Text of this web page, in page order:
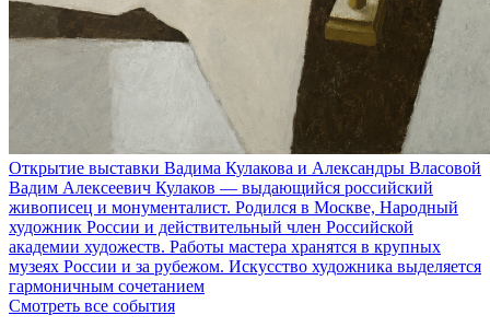
Открытие выставки Вадима Кулакова и Александры Власовой
Вадим Алексеевич Кулаков — выдающийся российский
живописец и монументалист. Родился в Москве, Народный
художник России и действительный член Российской
академии художеств. Работы мастера хранятся в крупных
музеях России и за рубежом. Искусство художника выделяется
гармоничным сочетанием
Смотреть все события